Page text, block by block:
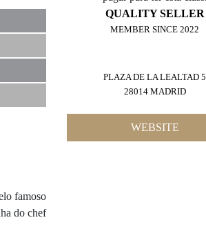
famoso
do chef
QUALITY SELLER
MEMBER SINCE 2022
PLAZA DE LA LEALTAD 5
28014 MADRID
WEBSITE